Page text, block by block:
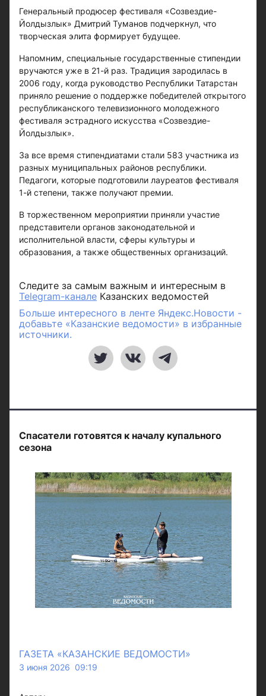
Генеральный продюсер фестиваля «Созвездие-
Йолдызлык» Дмитрий Туманов подчеркнул, что
творческая элита формирует будущее.
Напомним, специальные государственные стипендии
вручаются уже в 21-й раз. Традиция зародилась в
2006 году, когда руководство Республики Татарстан
приняло решение о поддержке победителей открытого
республиканского телевизионного молодежного
фестиваля эстрадного искусства «Созвездие-
Йолдызлык».
За все время стипендиатами стали 583 участника из
разных муниципальных районов республики.
Педагоги, которые подготовили лауреатов фестиваля
1-й степени, также получают премии.
В торжественном мероприятии приняли участие
представители органов законодательной и
исполнительной власти, сферы культуры и
образования, а также общественных организаций.
Следите за самым важным и интересным в
Telegram-канале Казанских ведомостей
Больше интересного в ленте Яндекс.Новости -
добавьте «Казанские ведомости» в избранные
источники.
Спасатели готовятся к началу купального
сезона
ГАЗЕТА «КАЗАНСКИЕ ВЕДОМОСТИ»
3 июня 2026 09:19